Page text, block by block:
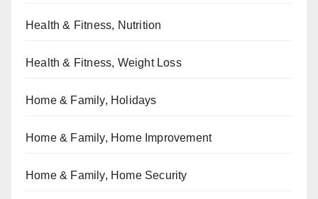
Health & Fitness, Nutrition
Health & Fitness, Weight Loss
Home & Family, Holidays
Home & Family, Home Improvement
Home & Family, Home Security